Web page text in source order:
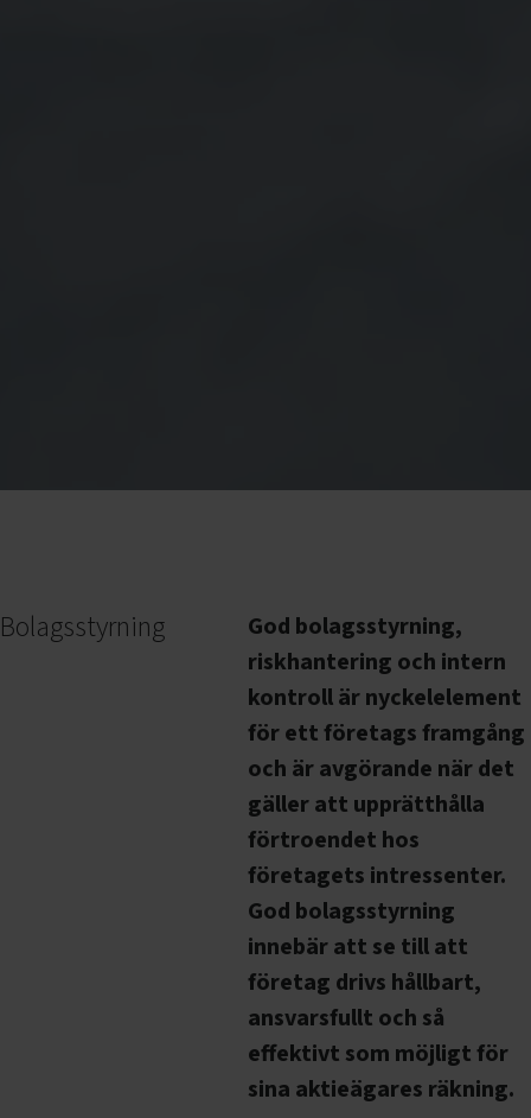
Bolagsstyrning
God bolagsstyrning,
riskhantering och intern
kontroll är nyckelelement
för ett företags framgång
och är avgörande när det
gäller att upprätthålla
förtroendet hos
företagets intressenter.
God bolagsstyrning
innebär att se till att
företag drivs hållbart,
ansvarsfullt och så
effektivt som möjligt för
sina aktieägares räkning.